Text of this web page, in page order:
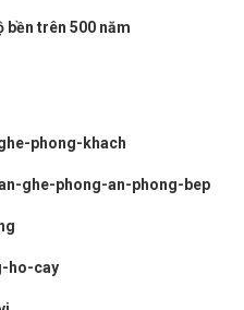
bền trên 500 năm
phong-khach
ghe-phong-an-phong-bep
ho-cay